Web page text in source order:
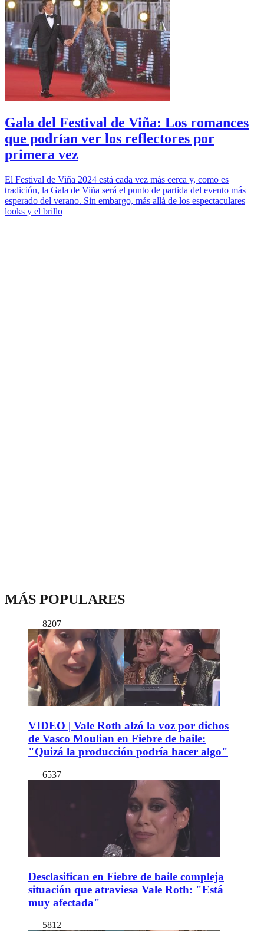
Gala del Festival de Viña: Los romances
que podrían ver los reflectores por
primera vez
El Festival de Viña 2024 está cada vez más cerca y, como es
tradición, la Gala de Viña será el punto de partida del evento más
esperado del verano. Sin embargo, más allá de los espectaculares
looks y el brillo
MÁS POPULARES
8207
VIDEO | Vale Roth alzó la voz por dichos
de Vasco Moulian en Fiebre de baile:
"Quizá la producción podría hacer algo"
6537
Desclasifican en Fiebre de baile compleja
situación que atraviesa Vale Roth: "Está
muy afectada"
5812